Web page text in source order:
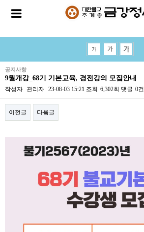
공지사항
9월개강_68기 기본교육, 경전강의 모집안내
작성자 관리자 23-08-03 15:21 조회 6,302회 댓글 0건
이전글 다음글
본문